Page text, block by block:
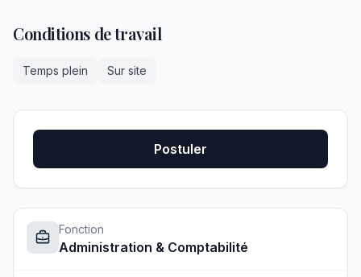
Conditions de travail
Temps plein Sur site
Postuler
Fonction
Administration & Comptabilité